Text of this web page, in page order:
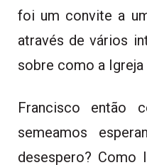
foi um convite a
através de vários
sobre como a
Francisco então
semeamos
desespero?